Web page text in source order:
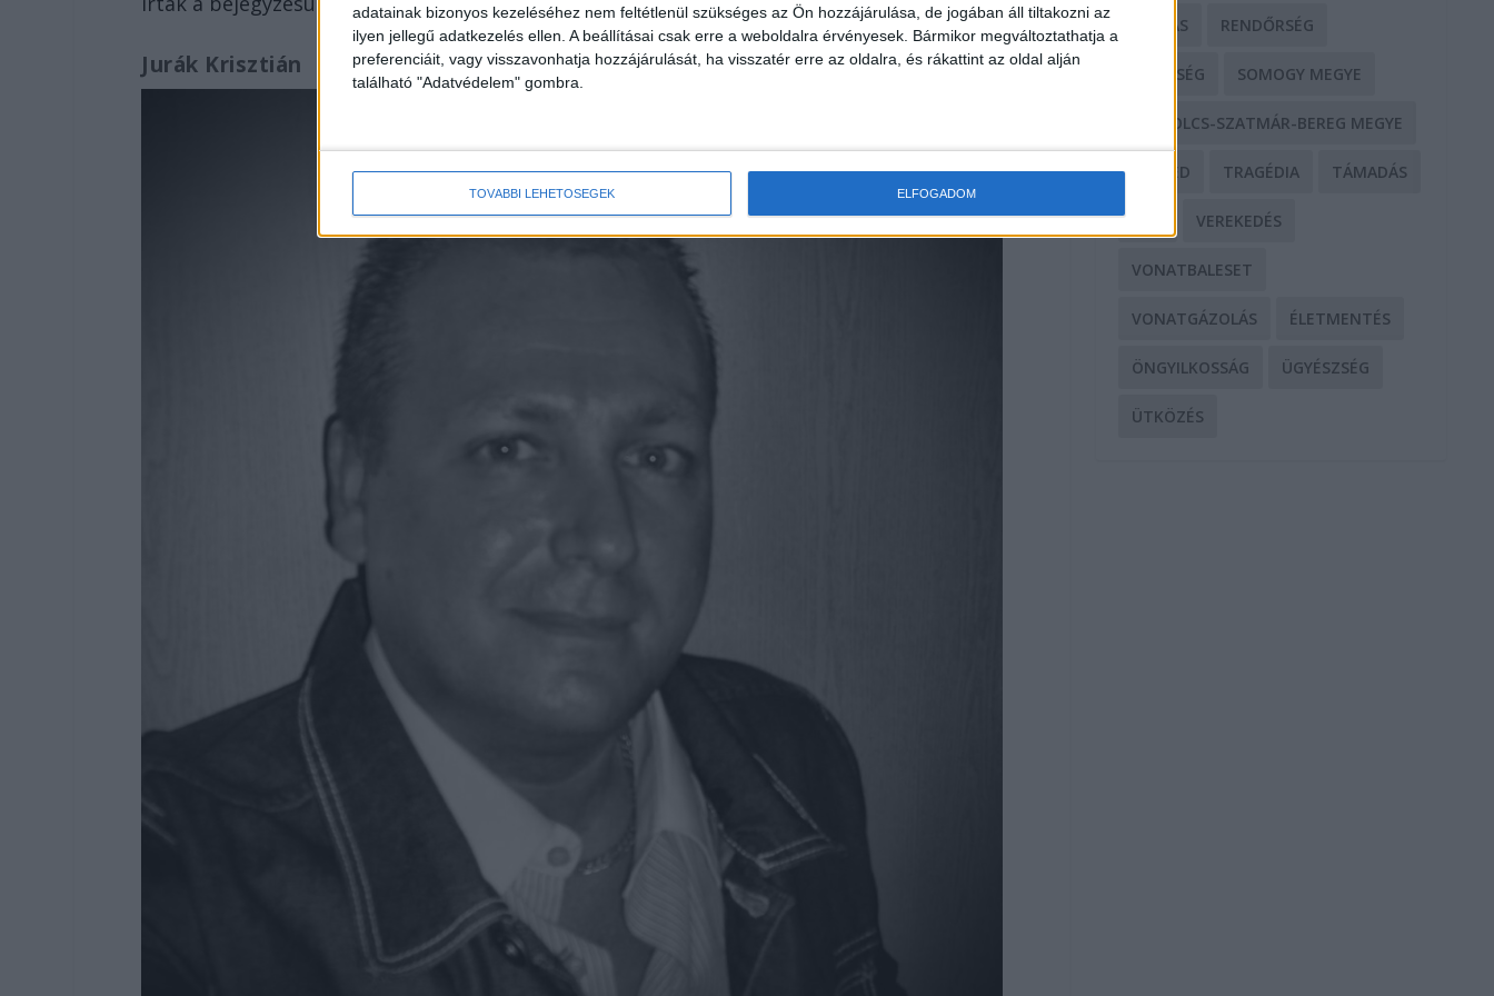
adatainak bizonyos kezeléséhez nem feltétlenül szükséges az Ön hozzájárulása, de jogában áll tiltakozni az
ilyen jellegű adatkezelés ellen. A beállításai csak erre a weboldalra érvényesek. Bármikor megváltoztathatja a
preferenciáit, vagy visszavonhatja hozzájárulását, ha visszatér erre az oldalra, és rákattint az oldal alján
található "Adatvédelem" gombra.
TOVÁBBI LEHETŐSÉGEK ELFOGADOM
Jurák Krisztián
RABLÁS RENDŐRSÉG
SEGÍTSÉG SOMOGY MEGYE
SZABOLCS-SZATMÁR-BEREG MEGYE
SZEGED TRAGÉDIA TÁMADÁS
VEREKEDÉS
VONATBALESET
VONATGÁZOLÁS ÉLETMENTÉS
ÖNGYILKOSSÁG ÜGYÉSZSÉG
ÜTKÖZÉS